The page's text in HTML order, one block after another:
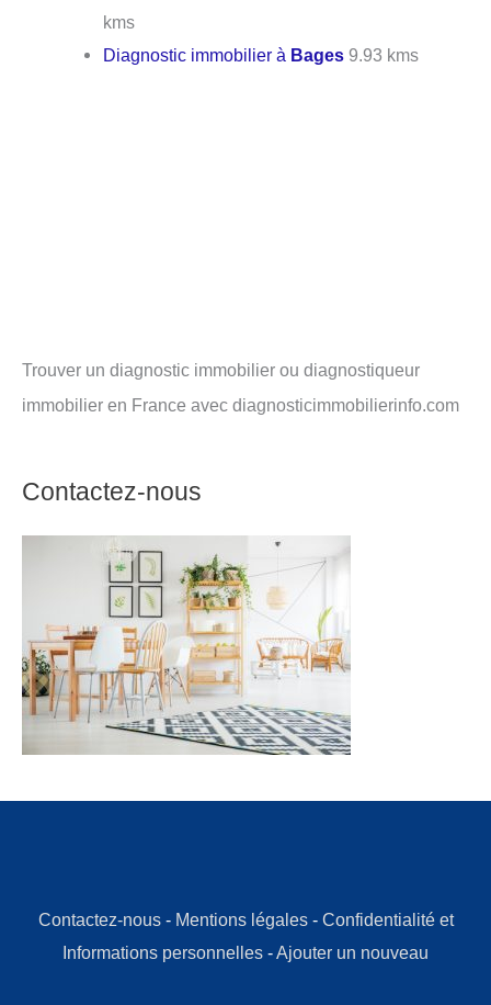
kms
Diagnostic immobilier à Bages 9.93 kms
Trouver un diagnostic immobilier ou diagnostiqueur
immobilier en France avec diagnosticimmobilierinfo.com
Contactez-nous
Contactez-nous- Mentions légales- Confidentialité et
Informations personnelles -Ajouter un nouveau